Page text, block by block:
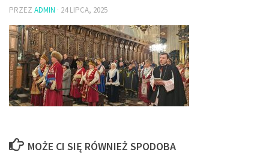
PRZEZ ADMIN · 24 LIPCA, 2025
MOŻE CI SIĘ RÓWNIEŻ SPODOBA